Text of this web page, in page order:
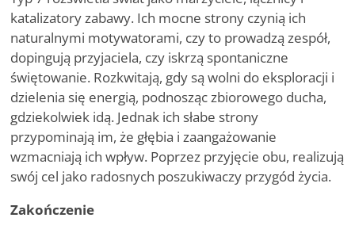
katalizatory zabawy. Ich mocne strony czynią ich
naturalnymi motywatorami, czy to prowadzą zespół,
dopingują przyjaciela, czy iskrzą spontaniczne
świętowanie. Rozkwitają, gdy są wolni do eksploracji i
dzielenia się energią, podnosząc zbiorowego ducha,
gdziekolwiek idą. Jednak ich słabe strony
przypominają im, że głębia i zaangażowanie
wzmacniają ich wpływ. Poprzez przyjęcie obu, realizują
swój cel jako radosnych poszukiwaczy przygód życia.
Zakończenie